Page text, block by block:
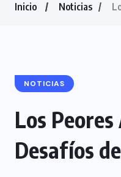
Inicio Noticias
NOTICIAS
Los
Desafíos